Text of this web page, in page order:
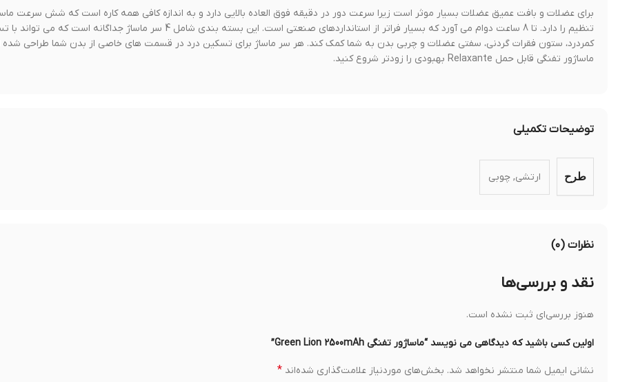
برای عضلات و بافت عمیق عضلات بسیار موثر است زیرا سرعت دور در دقیقه فوق العاده بالایی دارد و به اندازه کافی همه کاره است که شش سرعت
تنظیم را دارد. تا 8 ساعت دوام می آورد که بسیار فراتر از استانداردهای صنعتی است. این بسته بندی شامل 4 سر ماساژ جداگانه است که
کمردرد، ستون فقرات گردنی، سفتی عضلات و چربی بدن به شما کمک کند. هر سر ماساژ برای تسکین درد در قسمت های خاصی از بدن شما طراحی شده
ماساژور تفنگی قابل حمل Relaxante بهبودی را زودتر شروع کنید.
توضیحات تکمیلی
طرح ارتشی, چوبی
نظرات (۰)
نقد و بررسی‌ها
هنوز بررسی‌ای ثبت نشده است.
اولین کسی باشید که دیدگاهی می نویسد “ماساژور تفنگی Green Lion 2500mAh”
نشانی ایمیل شما منتشر نخواهد شد. بخش‌های موردنیاز علامت‌گذاری شده‌اند *